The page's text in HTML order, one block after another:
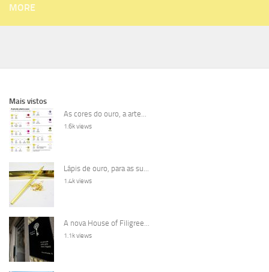
MORE
Mais vistos
As cores do ouro, a arte...
1.6k views
Lápis de ouro, para as su...
1.4k views
A nova House of Filigree...
1.1k views